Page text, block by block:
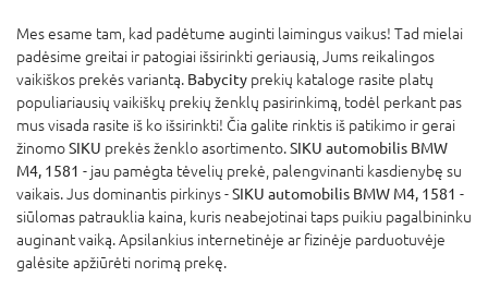
Mes esame tam, kad padėtume auginti laimingus vaikus! Tad mielai
padėsime greitai ir patogiai išsirinkti geriausią, Jums reikalingos
vaikiškos prekės variantą. Babycity prekių kataloge rasite platų
populiariausių vaikiškų prekių ženklų pasirinkimą, todėl perkant pas
mus visada rasite iš ko išsirinkti! Čia galite rinktis iš patikimo ir gerai
žinomoSIKU prekės ženklo asortimento.SIKU automobilis BMW
M4, 1581 - jau pamėgta tėvelių prekė, palengvinanti kasdienybę su
vaikais. Jus dominantis pirkinys -SIKU automobilis BMW M4, 1581 -
siūlomas patrauklia kaina, kuris neabejotinai taps puikiu pagalbininku
auginant vaiką. Apsilankius internetinėje ar fizinėje parduotuvėje
galėsite apžiūrėti norimą prekę.